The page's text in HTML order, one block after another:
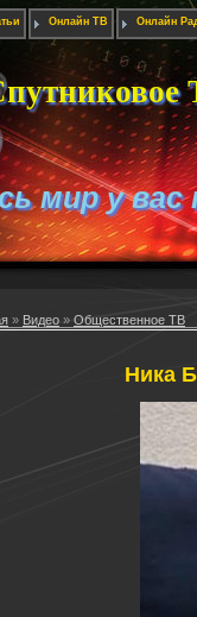
Онлайн ТВ Онлайн
мир у вас
» Видео » Общественное ТВ
Ника